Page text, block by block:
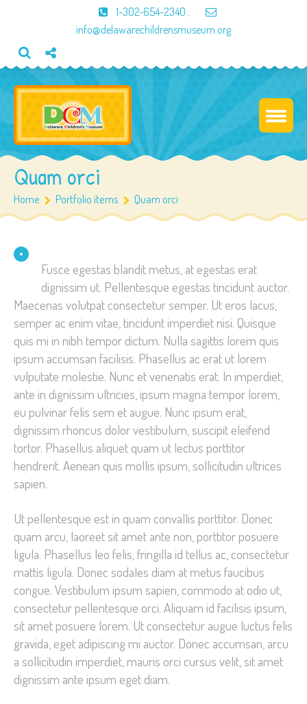
1-302-654-2340 ;
info@delawarechildrensmuseum.org
Quam orci
Home Portfolio items Quam orci
Fusce egestas blandit metus, at egestas erat
dignissim ut. Pellentesque egestas tincidunt auctor.
Maecenas volutpat consectetur semper. Ut eros lacus,
semper ac enim vitae, tincidunt imperdiet nisi. Quisque
quis mi in nibh tempor dictum. Nulla sagittis lorem quis
ipsum accumsan facilisis. Phasellus ac erat ut lorem
vulputate molestie. Nunc et venenatis erat. In imperdiet,
ante in dignissim ultricies, ipsum magna tempor lorem,
eu pulvinar felis sem et augue. Nunc ipsum erat,
dignissim rhoncus dolor vestibulum, suscipit eleifend
tortor. Phasellus aliquet quam ut lectus porttitor
hendrerit. Aenean quis mollis ipsum, sollicitudin ultrices
sapien.
Ut pellentesque est in quam convallis porttitor. Donec
quam arcu, laoreet sit amet ante non, porttitor posuere
ligula. Phasellus leo felis, fringilla id tellus ac, consectetur
mattis ligula. Donec sodales diam at metus faucibus
congue. Vestibulum ipsum sapien, commodo at odio ut,
consectetur pellentesque orci. Aliquam id facilisis ipsum,
sit amet posuere lorem. Ut consectetur augue luctus felis
gravida, eget adipiscing mi auctor. Donec accumsan, arcu
a sollicitudin imperdiet, mauris orci cursus velit, sit amet
dignissim ante ipsum eget diam.